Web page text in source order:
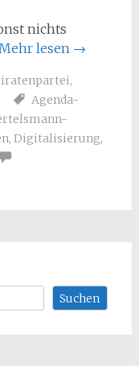
nichts
lesen →
,
Agenda-
, Digitalisierung,
Suchen